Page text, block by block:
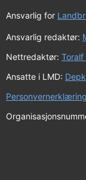
Ansvarlig for
Ansvarlig redaktør:
Nettredaktør: Toralf
Ansatte i LMD: